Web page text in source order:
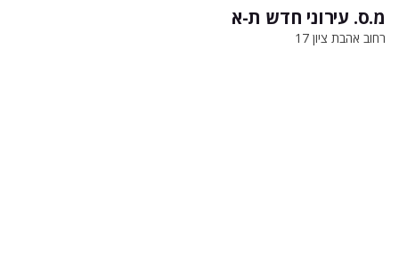
מ.ס. עירוני חדש ת-א
רחוב אהבת ציון 17